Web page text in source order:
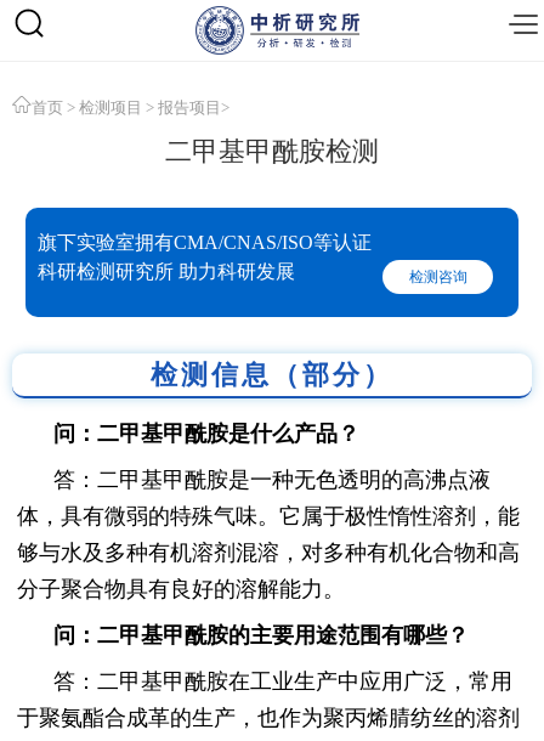
首页 > 检测项目 > 报告项目 >
二甲基甲酰胺检测
旗下实验室拥有CMA/CNAS/ISO等认证
科研检测研究所 助力科研发展
检测咨询
检测信息（部分）
问：二甲基甲酰胺是什么产品？
答：二甲基甲酰胺是一种无色透明的高沸点液
体，具有微弱的特殊气味。它属于极性惰性溶剂，能
够与水及多种有机溶剂混溶，对多种有机化合物和高
分子聚合物具有良好的溶解能力。
问：二甲基甲酰胺的主要用途范围有哪些？
答：二甲基甲酰胺在工业生产中应用广泛，常用
于聚氨酯合成革的生产，也作为聚丙烯腈纺丝的溶剂